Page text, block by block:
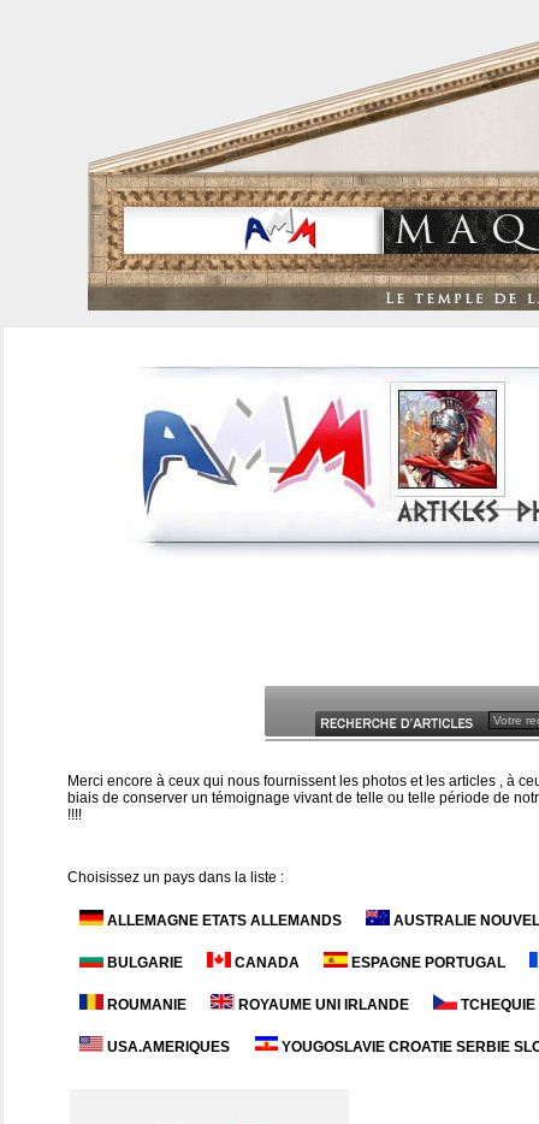
Merci encore à ceux qui nous fournissent les photos et les articles , à
biais de conserver un témoignage vivant de telle ou telle période de
!!!!
Choisissez un pays dans la liste :
ALLEMAGNE ETATS ALLEMANDS AUSTRALIE
BULGARIE CANADA ESPAGNE PORTUGAL
ROUMANIE ROYAUME UNI IRLANDE
USA.AMERIQUES YOUGOSLAVIE CROATIE SERBIE